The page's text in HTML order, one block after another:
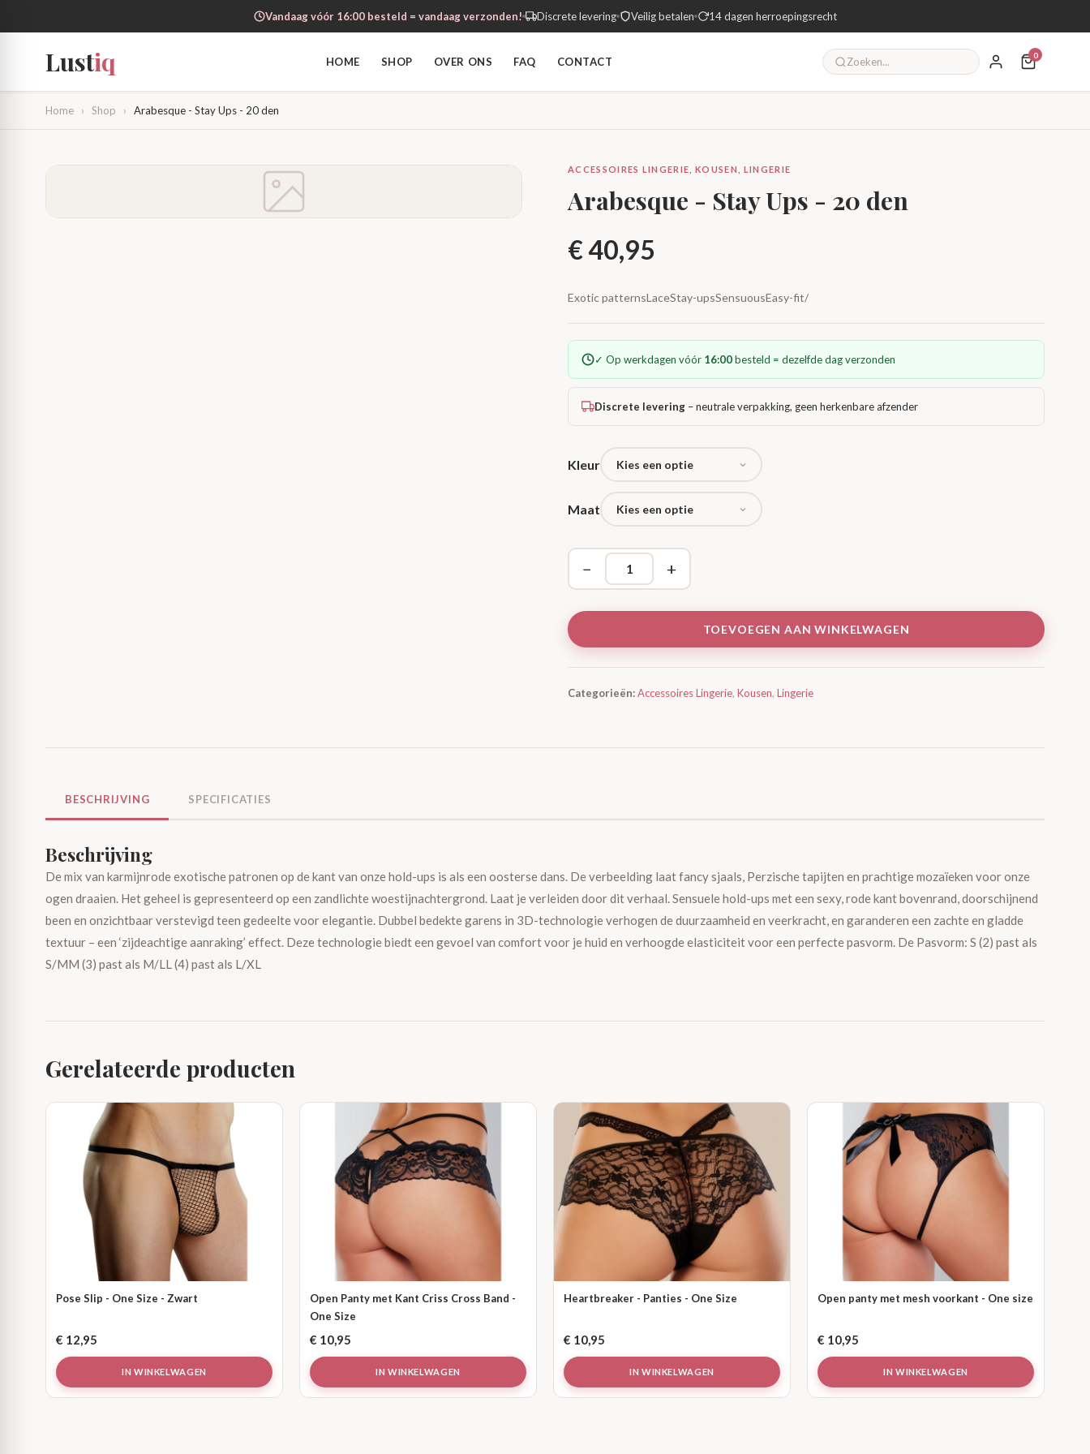
Vandaag vóór 16:00 besteld = vandaag verzonden! Discrete levering Veilig betalen 14 dagen herroepingsrecht
Lustiq HOME SHOP OVER ONS FAQ CONTACT
0
Home › Shop › Arabesque - Stay Ups - 20 den
ACCESSOIRES LINGERIE, KOUSEN, LINGERIE
Arabesque - Stay Ups - 20 den
€40,95
Exotic patternsLaceStay-upsSensuousEasy-fit/
✓ Op werkdagen vóór 16:00besteld = dezelfde dag verzonden
Discrete levering – neutrale verpakking, geen herkenbare afzender
Kleur
Maat
− +
TOEVOEGEN AAN WINKELWAGEN
Categorieën:Accessoires Lingerie, Kousen, Lingerie
BESCHRIJVING SPECIFICATIES
Beschrijving
De mix van karmijnrode exotische patronen op de kant van onze hold-ups is als een oosterse dans. De verbeelding laat fancy sjaals, Perzische tapijten en prachtige mozaïeken voor onze
ogen draaien. Het geheel is gepresenteerd op een zandlichte woestijnachtergrond. Laat je verleiden door dit verhaal. Sensuele hold-ups met een sexy, rode kant bovenrand, doorschijnend
been en onzichtbaar verstevigd teen gedeelte voor elegantie. Dubbel bedekte garens in 3D-technologie verhogen de duurzaamheid en veerkracht, en garanderen een zachte en gladde
textuur – een ‘zijdeachtige aanraking’ effect. Deze technologie biedt een gevoel van comfort voor je huid en verhoogde elasticiteit voor een perfecte pasvorm. De Pasvorm: S (2) past als
S/MM (3) past als M/LL (4) past als L/XL
Gerelateerde producten
Pose Slip - One Size - Zwart
€ 12,95
IN WINKELWAGEN
Open Panty met Kant Criss Cross Band -
One Size
€ 10,95
IN WINKELWAGEN
Heartbreaker - Panties - One Size
€ 10,95
IN WINKELWAGEN
Open panty met mesh voorkant - One size
€ 10,95
IN WINKELWAGEN